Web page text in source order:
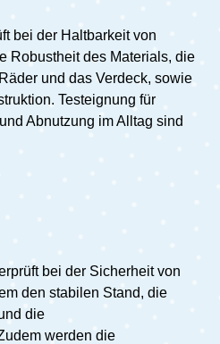
bei der Haltbarkeit von
Robustheit des Materials, die
und das Verdeck, sowie
Testeignung für
Abnutzung im Alltag sind
bei der Sicherheit von
den stabilen Stand, die
die
werden die